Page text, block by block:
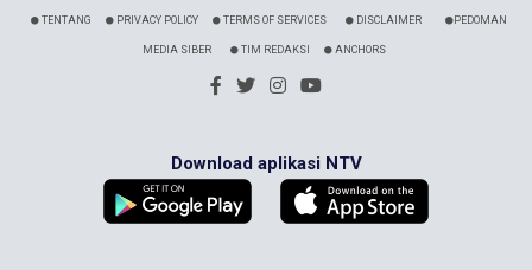
TENTANG PRIVACY POLICY TERMS OF SERVICES DISCLAIMER PEDOMAN
MEDIA SIBER TIM REDAKSI ANCHORS
Download aplikasi NTV